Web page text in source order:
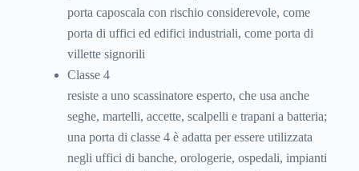
porta caposcala con rischio considerevole, come
porta di uffici ed edifici industriali, come porta di
villette signorili
Classe 4
resiste a uno scassinatore esperto, che usa anche
seghe, martelli, accette, scalpelli e trapani a batteria;
una porta di classe 4 è adatta per essere utilizzata
negli uffici di banche, orologerie, ospedali, impianti